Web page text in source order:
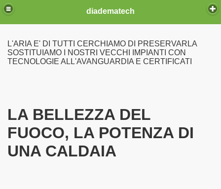
diadematech
L'ARIA E' DI TUTTI CERCHIAMO DI PRESERVARLA
SOSTITUIAMO I NOSTRI VECCHI IMPIANTI CON
TECNOLOGIE ALL'AVANGUARDIA E CERTIFICATI
LA BELLEZZA DEL
FUOCO, LA POTENZA DI
UNA CALDAIA
LINE